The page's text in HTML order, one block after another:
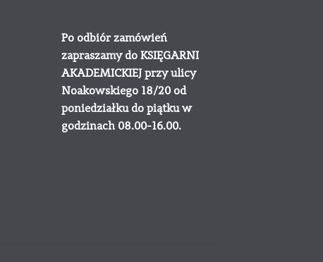
Po odbiór zamówień
zapraszamy do KSIĘGARNI
AKADEMICKIEJ przy ulicy
Noakowskiego 18/20 od
poniedziałku do piątku w
godzinach 08.00-16.00.